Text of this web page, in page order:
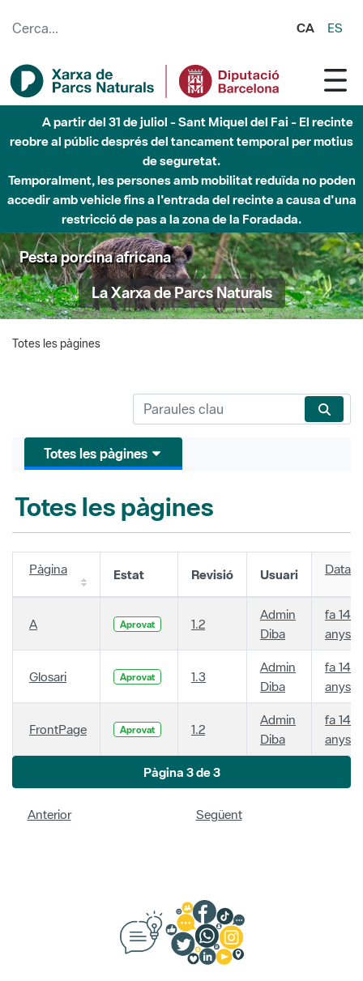
CA ES
A partir del 31 de juliol - Sant Miquel del Fai - El recinte
reobre al públic després del tancament temporal per motius
de seguretat.
Temporalment, les persones amb mobilitat reduïda no poden
accedir amb vehicle fins a l'entrada del recinte a causa d'una
restricció de pas a la zona de la Foradada.
Pesta porcina africana
La Xarxa de Parcs Naturals
Totes les pàgines
Totes les pàgines
Totes les pàgines
Pàgina Estat Revisió Usuari Data
A Aprovat 1.2
Admin
Diba
fa 14
anys
Glosari Aprovat 1.3
Admin
Diba
fa 14
anys
FrontPage Aprovat 1.2
Admin
Diba
fa 14
anys
Pàgina 3 de 3
Anterior Següent